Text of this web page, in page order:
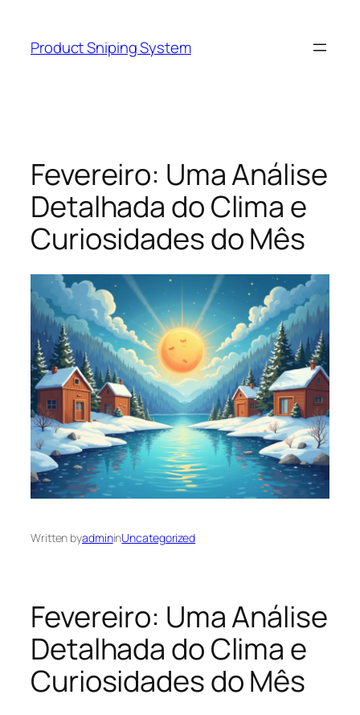
content
Product Sniping System
Fevereiro: Uma Análise
Detalhada do Clima e
Curiosidades do Mês
Written byadmininUncategorized
Fevereiro: Uma Análise
Detalhada do Clima e
Curiosidades do Mês